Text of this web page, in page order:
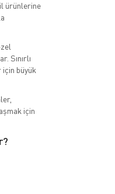
ürünlerine
Sınırlı
için büyük
için